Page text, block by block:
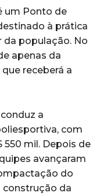
um Ponto de
à prática
da população. No
apenas da
receberá a
a
com
mil. Depois de
avançaram
do
construção da